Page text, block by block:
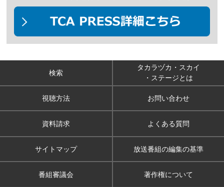
検索
タカラヅカ・スカイ
・ステージとは
視聴方法 お問い合わせ
資料請求 よくある質問
サイトマップ 放送番組の編集の基準
番組審議会 著作権について